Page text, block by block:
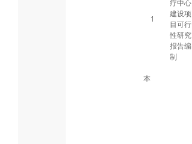
1
疗中心
建设项
目可行
性研究
报告编
制
本